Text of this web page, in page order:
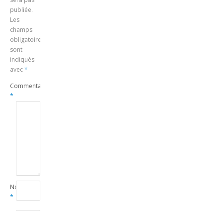
publiée.
Les
champs
obligatoires
sont
indiqués
avec*
Commentaire
*
Nom
*